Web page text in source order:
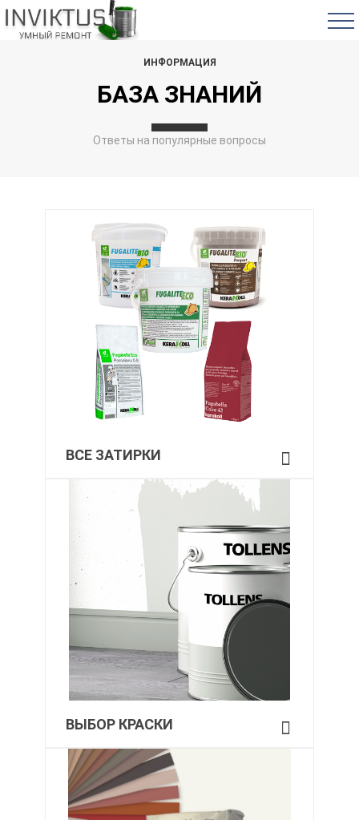
ИНФОРМАЦИЯ
БАЗА ЗНАНИЙ
Ответы на популярные вопросы
ВСЕ ЗАТИРКИ
ВЫБОР КРАСКИ